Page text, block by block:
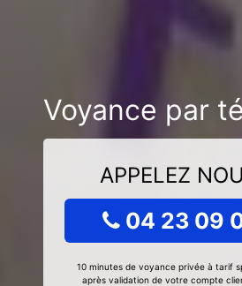
Voyance par
APPELEZ
04 23 09
10 minutes de voyance privée à tarif
après validation de votre compte